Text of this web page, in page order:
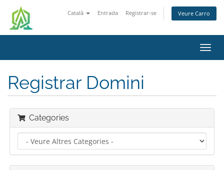
Català Entrada Registrar-se Veure Carro
la
Registrar Domini
Categories